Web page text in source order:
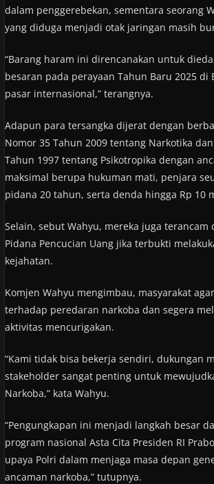
dalam penggerebekan, sementara seorang
yang diduga menjadi otak jaringan masih
“Barang haram ini direncanakan untuk
besaran pada perayaan Tahun Baru 2025 di
pasar internasional,” terangnya.
Adapun para tersangka dijerat dengan
Nomor 35 Tahun 2009 tentang Narkotika
Tahun 1997 tentang Psikotropika dengan
maksimal berupa hukuman mati, penjara
pidana 20 tahun, serta denda hingga Rp 10
Selain, sebut Wahyu, mereka juga terancam
Pidana Pencucian Uang jika terbukti
kejahatan.
Komjen Wahyu mengimbau, masyarakat
terhadap peredaran narkoba dan segera
aktivitas mencurigakan.
“Kami tidak bisa bekerja sendiri, dukungan
stakeholder sangat penting untuk
Narkoba,” kata Wahyu.
“Pengungkapan ini menjadi langkah besar
program nasional Asta Cita Presiden RI
upaya Polri dalam menjaga masa depan
ancaman narkoba,” tutupnya.